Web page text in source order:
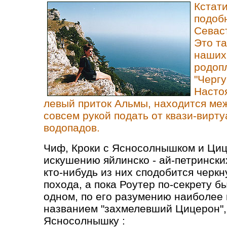
Это
наших
левый приток Альмы, находится
совсем рукой подать от квази-
водопадов.
Чиф, Кроки с Ясносолнышком и
искушению яйлинско - ай-
кто-нибудь из них сподобится
похода, а пока Роутер по-секрету
одном, по его разумению
названием "захмелевший
Ясносолнышку :